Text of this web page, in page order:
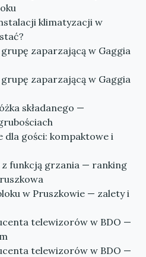
klimatyzacji w
zaparzającą w Gaggia
zaparzającą w Gaggia
składanego —
dla gości: kompaktowe i
funkcją grzania — ranking
w Pruszkowie — zalety i
telewizorów w BDO —
telewizorów w BDO —